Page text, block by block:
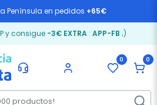
a Península en pedidos +65€
y consigue -3€ EXTRA: APP-FB ;)
0 0